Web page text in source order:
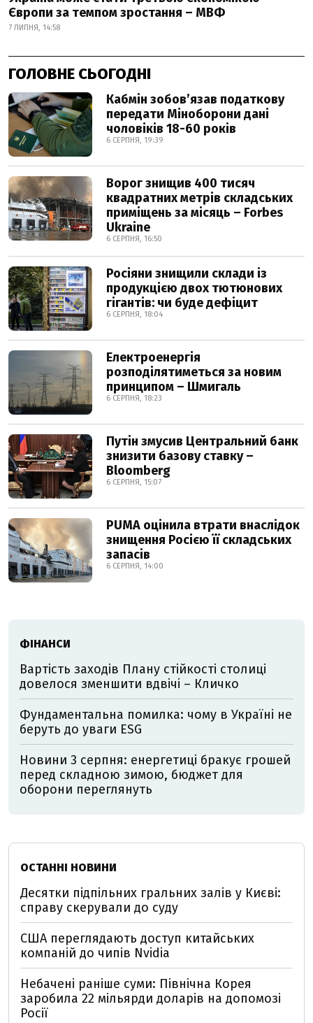
Європи за темпом зростання – МВФ
7 ЛИПНЯ, 14:58
ГОЛОВНЕ СЬОГОДНІ
Кабмін зобовʼязав податкову
передати Міноборони дані
чоловіків 18-60 років
6 СЕРПНЯ, 19:39
Ворог знищив 400 тисяч
квадратних метрів складських
приміщень за місяць – Forbes
Ukraine
6 СЕРПНЯ, 16:50
Росіяни знищили склади із
продукцією двох тютюнових
гігантів: чи буде дефіцит
6 СЕРПНЯ, 18:04
Електроенергія
розподілятиметься за новим
принципом – Шмигаль
6 СЕРПНЯ, 18:23
Путін змусив Центральний банк
знизити базову ставку –
Bloomberg
6 СЕРПНЯ, 15:07
PUMA оцінила втрати внаслідок
знищення Росією її складських
запасів
6 СЕРПНЯ, 14:00
ФІНАНСИ
Вартість заходів Плану стійкості столиці
довелося зменшити вдвічі – Кличко
Фундаментальна помилка: чому в Україні не
беруть до уваги ESG
Новини 3 серпня: енергетиці бракує грошей
перед складною зимою, бюджет для
оборони переглянуть
ОСТАННІ НОВИНИ
Десятки підпільних гральних залів у Києві:
справу скерували до суду
США переглядають доступ китайських
компаній до чипів Nvidia
Небачені раніше суми: Північна Корея
заробила 22 мільярди доларів на допомозі
Росії